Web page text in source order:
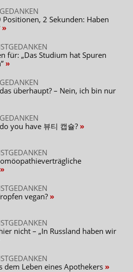
Positionen, 2 Sekunden: Haben
für: „Das Studium hat Spuren
überhaupt? – Nein, ich bin nur
you have 뷰티 캡슐?
vegan?
nicht – „In Russland haben wir
dem Leben eines Apothekers